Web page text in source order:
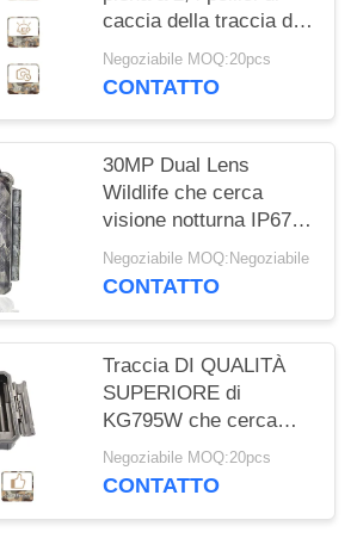
caccia della traccia di
IR LED HD 1080P delle
macchine fotografiche
Negoziabile MOQ:20pcs
CONTATTO
30MP Dual Lens
Wildlife che cerca
visione notturna IP67
della macchina
fotografica 1080P
Negoziabile MOQ:Negoziabile
CONTATTO
Traccia DI QUALITÀ
SUPERIORE di
KG795W che cerca
macchina fotografica
30MP 1080P HD per
Negoziabile MOQ:20pcs
CONTATTO